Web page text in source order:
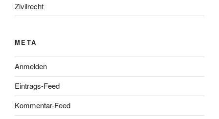
Zivilrecht
META
Anmelden
Eintrags-Feed
Kommentar-Feed